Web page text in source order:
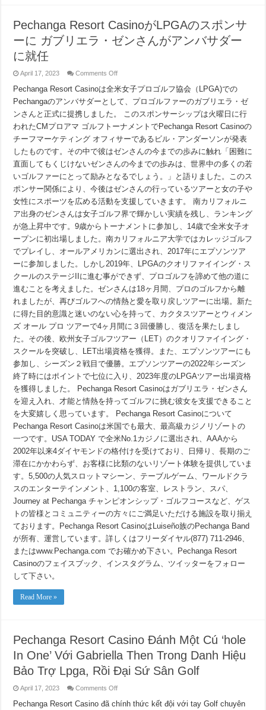
Small
Pechanga Resort CasinoがLPGAのスポンサ
ーに ガブリエラ・ゼンさんがアンバサダー
に就任
April 17, 2023 Comments Offon
Resort
Casino
が
LPGA
ス
ポ
ン
サ
ー
ガ
ブ
リ
エ
ラ・
ゼ
さ
ん
が
ン
バ
サ
ダ
ー
に
就
任
Pechanga Resort Casinoは全米女子プロゴルフ協会（LPGA)での
Pechangaのアンバサダーとして、プロゴルファーのガブリエラ・ゼ
ンさんと正式に提携しました。 このスポンサーシップは火曜日に行
われたCMプロアマ ゴルフトーナメントでPechanga Resort Casinoの
チーフマーケティング オフィサーであるビル・アンダーソンが発表
したものです。その中で彼はゼンさんの今までの歩みに触れ「困難に
直面してもくじけないゼンさんの今までの歩みは、世界中の多くの若
いゴルファーにとって励みとなるでしょう。」と語りました。このス
ポンサー関係により、今後はゼンさんの行っているツアーと女の子や
女性にスポーツを広める活動を支援していきます。 南カリフォルニ
ア出身のゼンさんは女子ゴルフ界で輝かしい実績を残し、ランキング
が急上昇中です。9歳からトーナメントに参加し、14歳で全米女子オ
ープンに初出場しました。南カリフォルニア大学ではカレッジゴルフ
でプレイし、オールアメリカンに選出され、2017年にエプソンツア
ーに参加しました。しかし2019年、LPGAのクオリファイイング・ス
クールのステージIIに進む事ができず、プロゴルフを諦めて他の道に
進むことを考えました。ゼンさんは18ヶ月間、プロのゴルフから離
れましたが、再びゴルフへの情熱と愛を取り戻しツアーに出場。新た
に得た目的意識と迷いのない心を持って、カクタスツアーとウィメン
ズ オール プロ ツアーで4ヶ月間に３回優勝し、復活を果たしまし
た。その後、欧州女子ゴルフツアー（LET）のクオリファイイング・
スクールを突破し、LET出場資格を獲得。また、エプソンツアーにも
参加し、シーズン２戦目で優勝。エプソンツアーの2022年シーズン
終了時にはポイントで七位に入り、2023年度のLPGAツアー出場資格
を獲得しました。 Pechanga Resort Casinoはガブリエラ・ゼンさん
を迎え入れ、才能と情熱を持ってゴルフに挑む彼女を支援できること
を大変嬉しく思っています。 Pechanga Resort Casinoについて
Pechanga Resort Casinoは米国でも最大、最高級カジノリゾートの
一つです。USA TODAY で全米No.1カジノに選出され、AAAから
2002年以来4ダイヤモンドの格付けを受けており、日帰り、長期のご
滞在にかかわらず、お客様に比類のないリゾート体験を提供していま
す。5,500の人気スロットマシーン、テーブルゲーム、ワールドクラ
スのエンターテインメント、1,100の客室、レストラン、スパ、
Journey at Pechanga チャンピオンシップ・ゴルフコースなど、ゲス
トの皆様とコミュニティーの方々にご満足いただける施設を取り揃え
ております。Pechanga Resort CasinoはLuiseño族のPechanga Band
が所有、運営しています。詳しくはフリーダイヤル(877) 711-2946、
またはwww.Pechanga.com でお確かめ下さい。Pechanga Resort
Casinoのフェイスブック、インスタグラム、ツイッターをフォロー
して下さい。
Read More »
Pechanga Resort Casino Đánh Một Cú ‘hole
In One’ Với Gabriella Then Trong Danh Hiệu
Bảo Trợ Lpga, Rồi Đại Sứ Sân Golf
April 17, 2023 Comments Offon
Resort
Pechanga Resort Casino đã chính thức kết đội với tay Golf chuyên